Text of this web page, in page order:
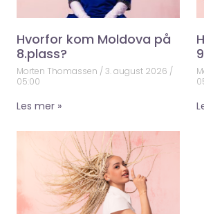
Hvorfor kom Moldova på
8.plass?
Morten Thomassen 3. august 2026
05:00
Les mer »